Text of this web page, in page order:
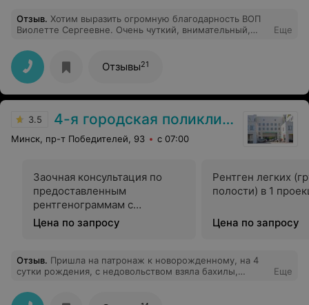
Отзыв. Хотим выразить огромную благодарность ВОП
Виолетте Сергеевне. Очень чуткий, внимательный,
даст профессиональный совет, посоветует
подходящее лечение.
Еще
Отзывы21
3.5 4-я городская поликлиника
Минск, пр-т Победителей, 93 с 07:00
Заочная консультация по
предоставленным
рентгенограммам с
оформлением протокола
Цена по запросу
Рентген легких
полости) в 1
Цена по запросу
Отзыв. Пришла на патронаж к новорожденному, на 4
сутки рождения, с недовольством взяла бахилы,
стул , стул выволокла в коридор, поставила в грязь ( на
Еще